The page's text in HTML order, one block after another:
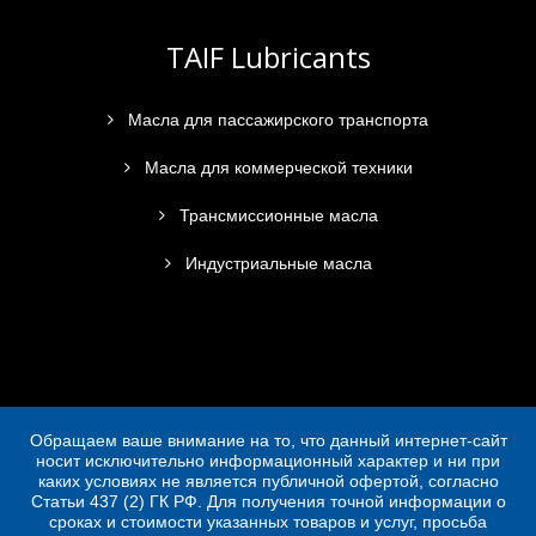
TAIF Lubricants
Масла для пассажирского транспорта
Масла для коммерческой техники
Трансмиссионные масла
Индустриальные масла
Обращаем ваше внимание на то, что данный интернет-сайт
носит исключительно информационный характер и ни при
каких условиях не является публичной офертой, согласно
Статьи 437 (2) ГК РФ. Для получения точной информации о
сроках и стоимости указанных товаров и услуг, просьба